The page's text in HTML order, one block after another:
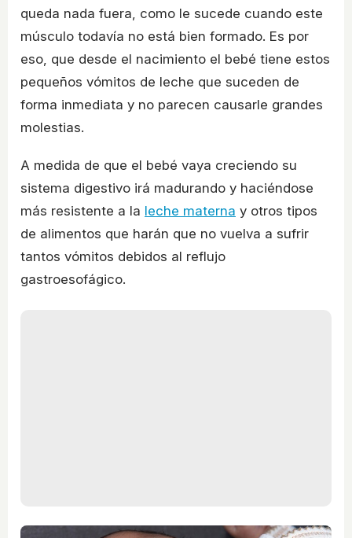
queda nada fuera, como le sucede cuando este
músculo todavía no está bien formado. Es por
eso, que desde el nacimiento el bebé tiene estos
pequeños vómitos de leche que suceden de
forma inmediata y no parecen causarle grandes
molestias.
A medida de que el bebé vaya creciendo su
sistema digestivo irá madurando y haciéndose
más resistente a la leche materna y otros tipos
de alimentos que harán que no vuelva a sufrir
tantos vómitos debidos al reflujo
gastroesofágico.